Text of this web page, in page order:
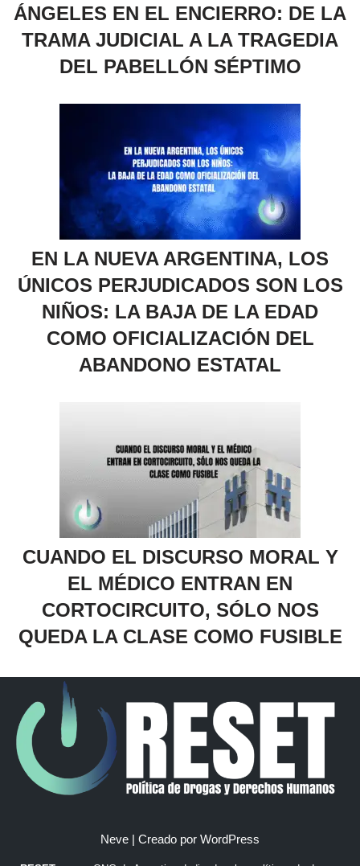
ÁNGELES EN EL ENCIERRO: DE LA
TRAMA JUDICIAL A LA TRAGEDIA
DEL PABELLÓN SÉPTIMO
EN LA NUEVA ARGENTINA, LOS
ÚNICOS PERJUDICADOS SON LOS
NIÑOS: LA BAJA DE LA EDAD
COMO OFICIALIZACIÓN DEL
ABANDONO ESTATAL
CUANDO EL DISCURSO MORAL Y
EL MÉDICO ENTRAN EN
CORTOCIRCUITO, SÓLO NOS
QUEDA LA CLASE COMO FUSIBLE
Neve | Creado por WordPress